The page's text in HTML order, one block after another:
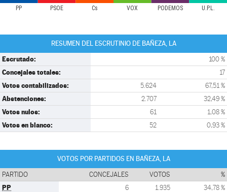
PP PSOE Cs VOX PODEMOS U.P.L.
RESUMEN DEL ESCRUTINIO DE BAÑEZA, LA
Escrutado: 100 %
Concejales totales: 17
Votos contabilizados: 5.624 67,51 %
Abstenciones: 2.707 32,49 %
Votos nulos: 61 1,08 %
Votos en blanco: 52 0,93 %
VOTOS POR PARTIDOS EN BAÑEZA, LA
PARTIDO CONCEJALES VOTOS %
PP 6 1.935 34,78 %